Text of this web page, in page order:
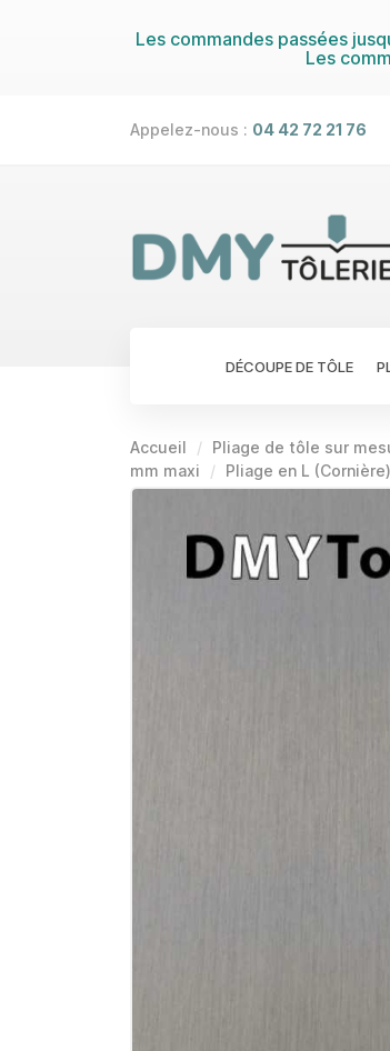
Les commandes passées
Les
Appelez-nous : 04 42 72 21 76
DÉCOUPE DE TÔLE
Accueil Pliage de tôle sur
mm maxi
Pliage en L